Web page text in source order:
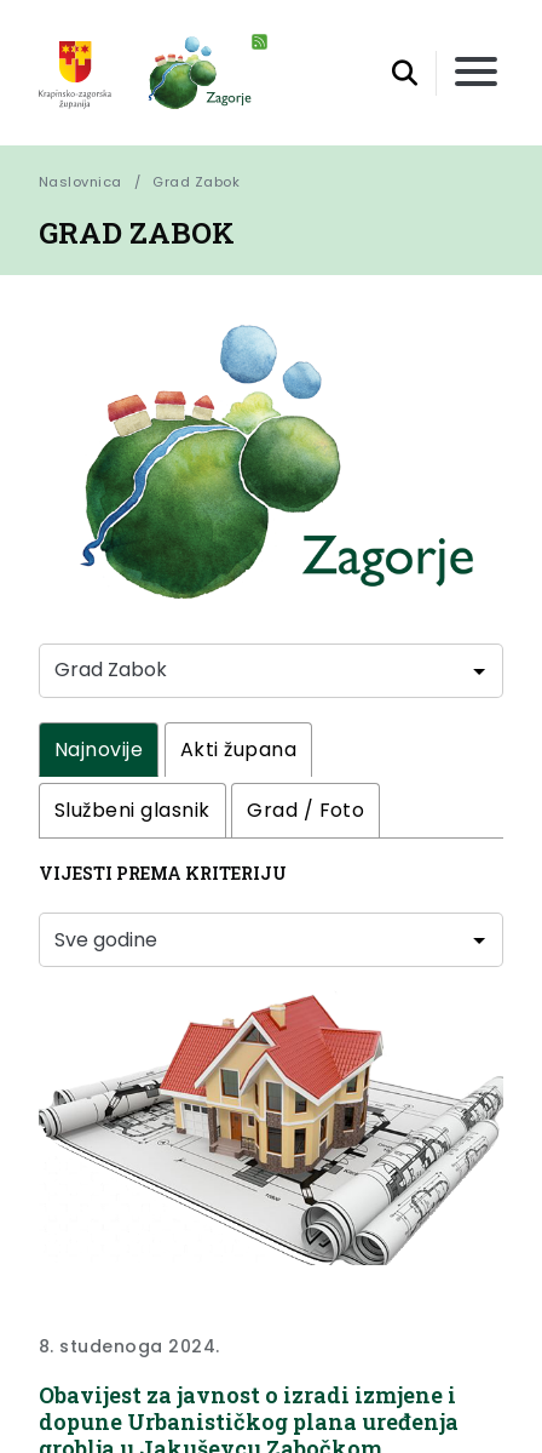
Naslovnica Grad Zabok
GRAD ZABOK
Najnovije Akti župana
Službeni glasnik Grad / Foto
VIJESTI PREMA KRITERIJU
8. studenoga 2024.
Obavijest za javnost o izradi izmjene i
dopune Urbanističkog plana uređenja